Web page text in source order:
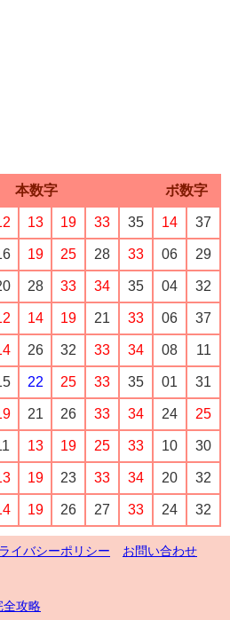
本数字 ボ数字
13 19 33 35 14 37
19 25 28 33 06 29
28 33 34 35 04 32
14 19 21 33 06 37
26 32 33 34 08 11
22 25 33 35 01 31
21 26 33 34 24 25
13 19 25 33 10 30
19 23 33 34 20 32
19 26 27 33 24 32
イバシーポリシー
お問い合わせ
全攻略